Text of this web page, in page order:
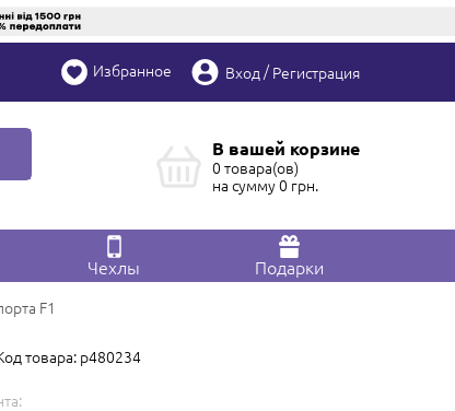
Избранное Вход /Регистрация
В вашей корзине
0 товара(ов)
на сумму0 грн.
Чехлы Подарки
F1
товара: p480234